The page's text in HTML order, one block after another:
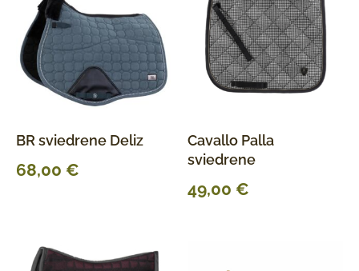
BR sviedrene Deliz
68,00 €
Cavallo Palla
sviedrene
49,00 €